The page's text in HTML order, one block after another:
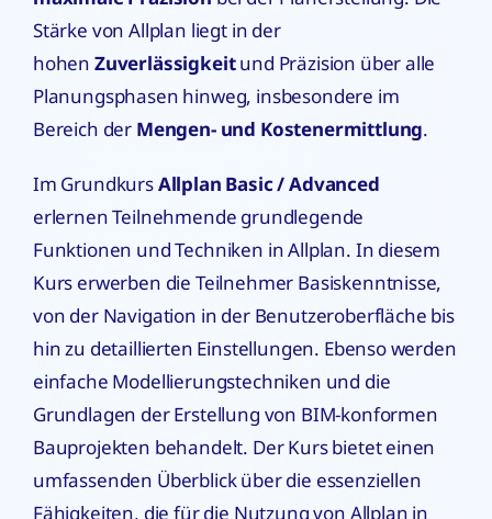
Stärke von Allplan liegt in der
hohen Zuverlässigkeitund Präzision über alle
Planungsphasen hinweg, insbesondere im
Bereich der Mengen- und Kostenermittlung.
Im GrundkursAllplan Basic / Advanced
erlernen Teilnehmende grundlegende
Funktionen und Techniken in Allplan. In diesem
Kurs erwerben die Teilnehmer Basiskenntnisse,
von der Navigation in der Benutzeroberfläche bis
hin zu detaillierten Einstellungen. Ebenso werden
einfache Modellierungstechniken und die
Grundlagen der Erstellung von BIM-konformen
Bauprojekten behandelt. Der Kurs bietet einen
umfassenden Überblick über die essenziellen
Fähigkeiten, die für die Nutzung von Allplan in